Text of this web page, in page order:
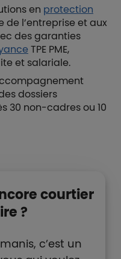
en protection
l’entreprise et aux
des garanties
TPE PME,
et salariale.
dossiers
30 non-cadres ou 10
courtier
?
c’est un